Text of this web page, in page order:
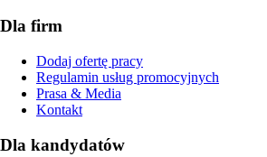
Dla firm
Dodaj ofertę pracy
Regulamin usług promocyjnych
Prasa & Media
Kontakt
Dla kandydatów